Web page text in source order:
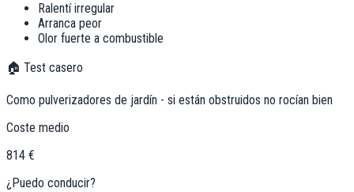
Ralentí irregular
Arranca peor
Olor fuerte a combustible
🏠 Test casero
Como pulverizadores de jardín - si están obstruidos no rocían bien
Coste medio
814 €
¿Puedo conducir?